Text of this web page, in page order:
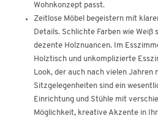
Wohnkonzept passt.
Zeitlose Möbel begeistern mit
Details. Schlichte Farben wie Weiß
dezente Holznuancen. Im
Holztisch und unkomplizierte
Look, der auch nach vielen Jahren
Sitzgelegenheiten sind ein
Einrichtung und Stühle mit
Möglichkeit, kreative Akzente in